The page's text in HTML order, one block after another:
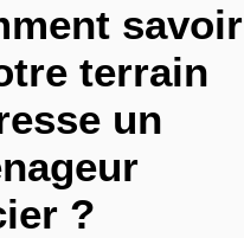
savoir
terrain
un
?